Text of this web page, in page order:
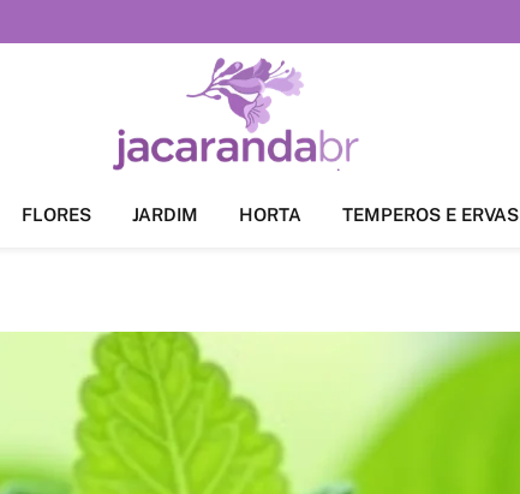
FLORES JARDIM HORTA TEMPEROS E ERVAS